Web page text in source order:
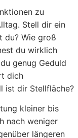
zu
Stell dir ein
du? Wie groß
du wirklich
genug Geduld
dich
ist dir Stellfläche?
kleiner bis
nach weniger
längeren